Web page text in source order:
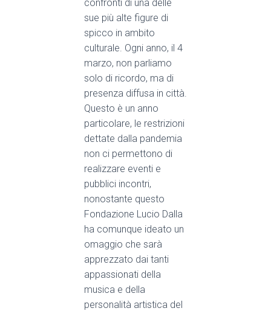
confronti di una delle
sue più alte figure di
spicco in ambito
culturale. Ogni anno, il 4
marzo, non parliamo
solo di ricordo, ma di
presenza diffusa in città.
Questo è un anno
particolare, le restrizioni
dettate dalla pandemia
non ci permettono di
realizzare eventi e
pubblici incontri,
nonostante questo
Fondazione Lucio Dalla
ha comunque ideato un
omaggio che sarà
apprezzato dai tanti
appassionati della
musica e della
personalità artistica del